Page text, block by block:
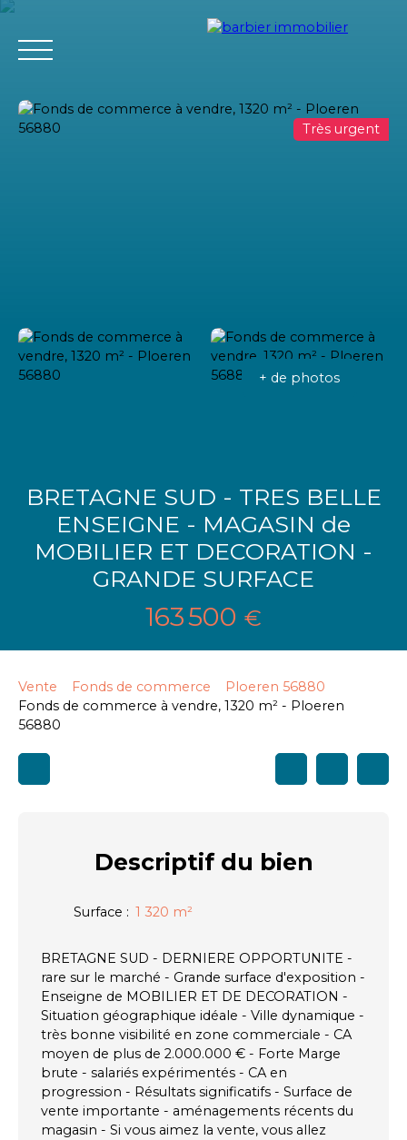
Très urgent
+ de photos
BRETAGNE SUD - TRES BELLE
ENSEIGNE - MAGASIN de
MOBILIER ET DECORATION -
GRANDE SURFACE
163 500 €
Vente Fonds de commerce
Ploeren 56880
Fonds de commerce à vendre, 1320 m² - Ploeren
56880
Descriptifdu bien
Surface : 1 320 m²
BRETAGNE SUD - DERNIERE OPPORTUNITE -
rare sur le marché - Grande surface d'exposition -
Enseigne de MOBILIER ET DE DECORATION -
Situation géographique idéale - Ville dynamique -
très bonne visibilité en zone commerciale - CA
moyen de plus de 2.000.000 € - Forte Marge
brute - salariés expérimentés - CA en
progression - Résultats significatifs - Surface de
vente importante - aménagements récents du
magasin - Si vous aimez la vente, vous allez